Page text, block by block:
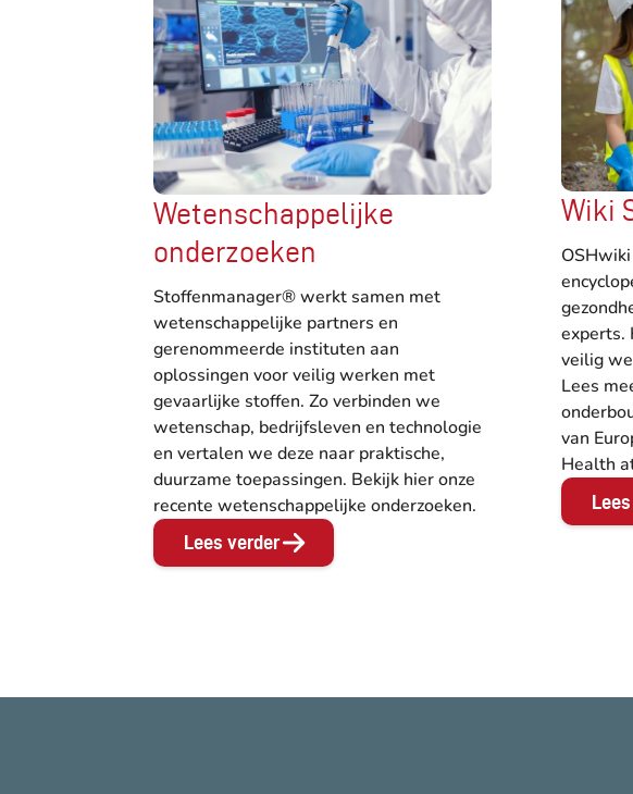
Wetenschappelijke
onderzoeken
Stoffenmanager® werkt samen met
wetenschappelijke partners en
gerenommeerde instituten aan
oplossingen voor veilig werken met
gevaarlijke stoffen. Zo verbinden we
wetenschap, bedrijfsleven en technologie
en vertalen we deze naar praktische,
duurzame toepassingen. Bekijk hier onze
recente wetenschappelijke onderzoeken.
Lees verder
Wiki
experts.
veilig
Lees
van
Health